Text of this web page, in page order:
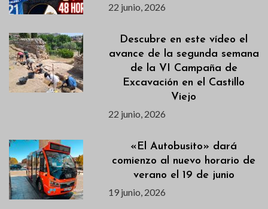
22 junio, 2026
Descubre en este vídeo el
avance de la segunda semana
de la VI Campaña de
Excavación en el Castillo
Viejo
22 junio, 2026
«El Autobusito» dará
comienzo al nuevo horario de
verano el 19 de junio
19 junio, 2026